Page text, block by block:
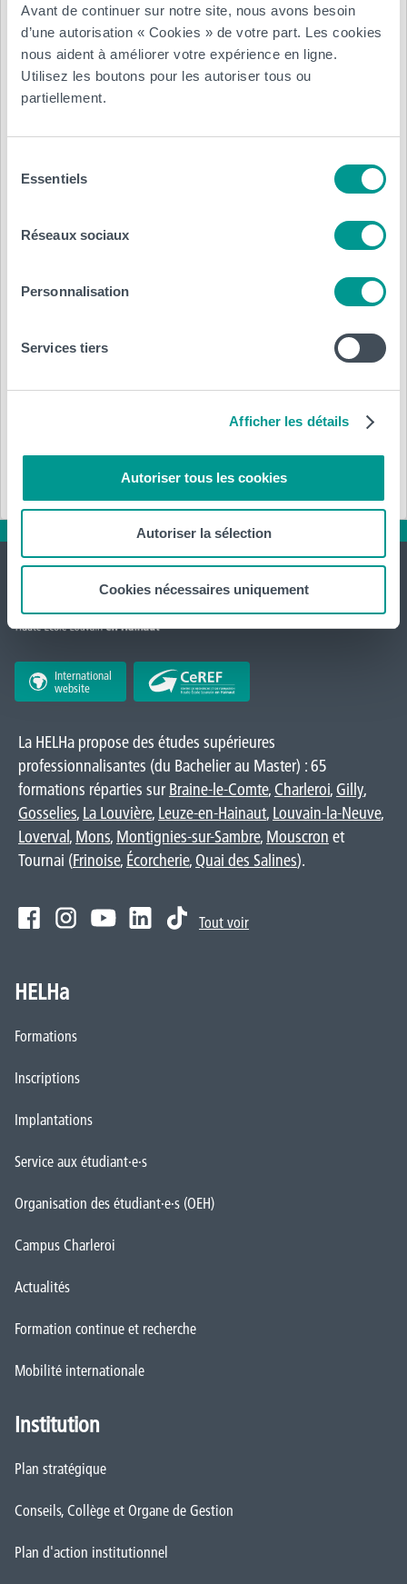
Avant de continuer sur notre site, nous avons besoin
d’une autorisation « Cookies » de votre part. Les cookies
nous aident à améliorer votre expérience en ligne.
Utilisez les boutons pour les autoriser tous ou
partiellement.
Essentiels
Réseaux sociaux
Personnalisation
Services tiers
Afficher les détails
Autoriser tous les cookies
Autoriser la sélection
Cookies nécessaires uniquement
Type de contrat :
Télécharger (.pdf)
International
website
La HELHa propose des études supérieures
professionnalisantes (du Bachelier au Master) : 65
formations réparties surBraine-le-Comte, Charleroi, Gilly,
Gosselies, La Louvière, Leuze-en-Hainaut, Louvain-la-Neuve,
Loverval, Mons, Montignies-sur-Sambre, Mouscron et
Tournai (Frinoise, Écorcherie, Quai des Salines).
Tout voir
HELHa
Formations
Inscriptions
Implantations
Service aux étudiant·e·s
Organisation des étudiant·e·s (OEH)
Campus Charleroi
Actualités
Formation continue et recherche
Mobilité internationale
Institution
Plan stratégique
Conseils, Collège et Organe de Gestion
Plan d'action institutionnel